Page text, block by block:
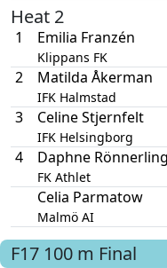
Heat 2
1
Emilia Franzén
Klippans FK
2 Matilda Åkerman
IFK Halmstad
3 Celine Stjernfelt
IFK Helsingborg
4 Daphne Rönnerling
FK Athlet
Celia Parmatow
Malmö AI
F17 100 m Final